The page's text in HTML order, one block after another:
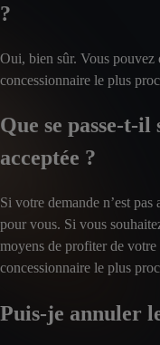
?
Oui, bien sûr. Vous pouvez
concessionnaire le plus
Que se passe-t-il
acceptée ?
Si votre demande n’est pas
pour vous. Si vous
moyens de profiter de
concessionnaire le plus
Puis-je annuler